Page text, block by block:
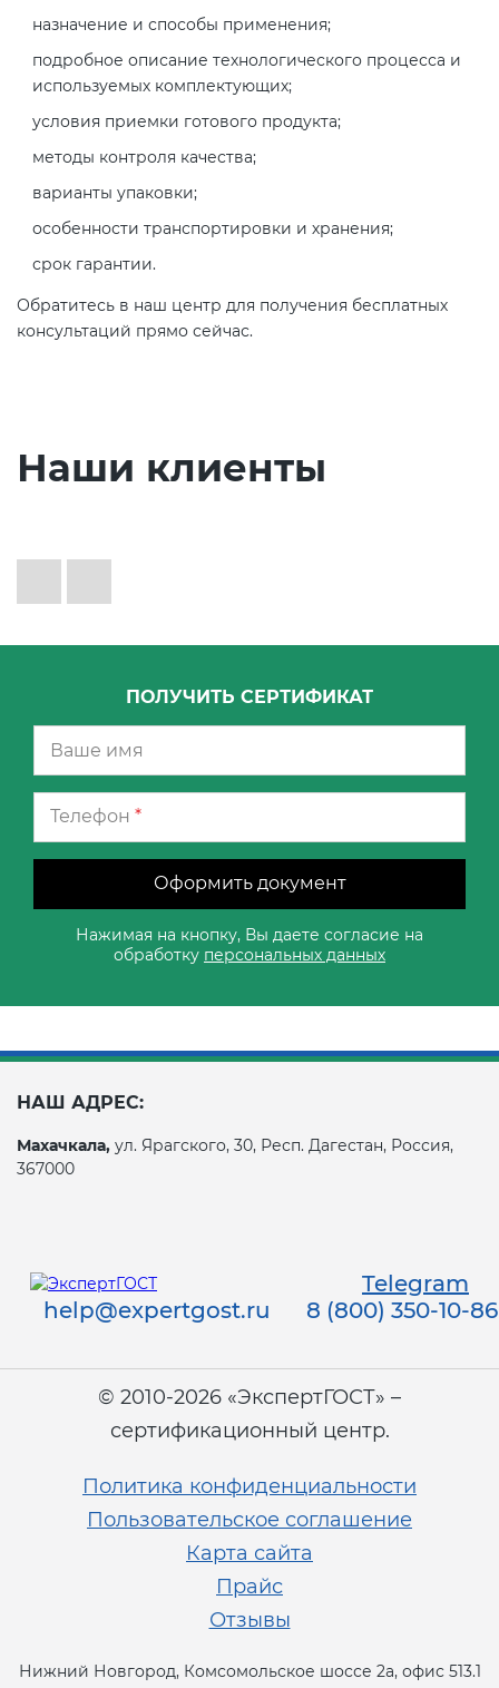
назначение и способы применения;
подробное описание технологического процесса и
используемых комплектующих;
условия приемки готового продукта;
методы контроля качества;
варианты упаковки;
особенности транспортировки и хранения;
срок гарантии.
Обратитесь в наш центр для получения бесплатных
консультаций прямо сейчас.
Наши клиенты
ПОЛУЧИТЬ СЕРТИФИКАТ
Телефон *
Оформить документ
Нажимая на кнопку, Вы даете согласие на
обработку персональных данных
НАШ АДРЕС:
Махачкала, ул. Ярагского, 30, Респ. Дагестан, Россия,
367000
Telegram
help@expertgost.ru
8 (800) 350-10-86
© 2010-2026 «ЭкспертГОСТ» –
сертификационный центр.
Политика конфиденциальности
Пользовательское соглашение
Карта сайта
Прайс
Отзывы
Нижний Новгород, Комсомольское шоссе 2а, офис 513.1